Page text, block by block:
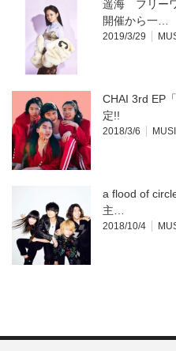
遥海 フリー
開催から一…
2019/3/29
CHAI 3rd EP
定!!
2018/3/6
a flood of
主…
2018/10/4